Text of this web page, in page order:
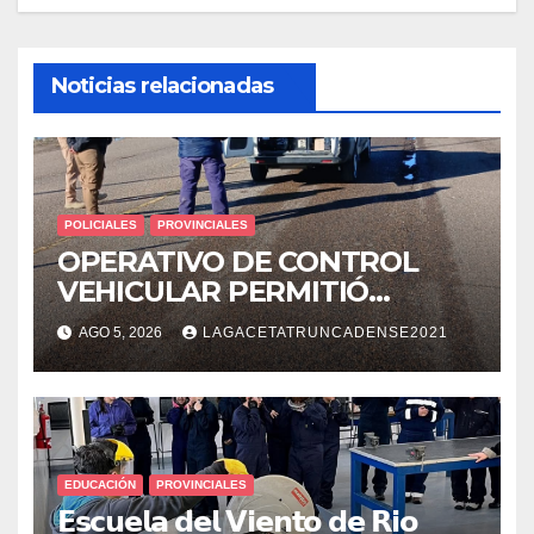
Noticias relacionadas
POLICIALES PROVINCIALES
OPERATIVO DE CONTROL
VEHICULAR PERMITIÓ
LOCALIZAR A UN HOMBRE
CON PEDIDO DE PARADERO
AGO 5, 2026 LAGACETATRUNCADENSE2021
EDUCACIÓN PROVINCIALES
𝗘𝘀𝗰𝘂𝗲𝗹𝗮 𝗱𝗲𝗹 𝗩𝗶𝗲𝗻𝘁𝗼 𝗱𝗲 𝗥𝗶𝗼